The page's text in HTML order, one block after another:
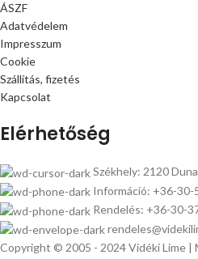
ÁSZF
Adatvédelem
Impresszum
Cookie
Szállítás, fizetés
Kapcsolat
Elérhetőség
Székhely: 2120
Információ: +36-30-
Rendelés: +36-30-
Copyright © 2005 - 2024 Vidéki Lime |